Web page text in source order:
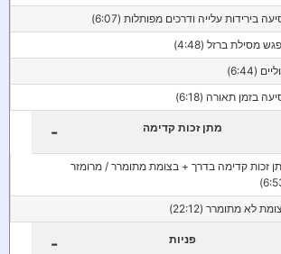
בירידות עלייה ודרכים מפותלות (6:07)
מסילת ברזל (4:48)
(6:44)
בזמן תאורה (6:18)
מתן זכות קדימה -
זכות קדימה בדרך + בצומת מתומרר / מרומזר
לא מתומרר (22:12)
פניות -